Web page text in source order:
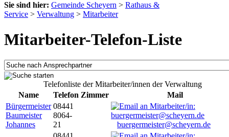
Sie sind hier: Gemeinde Scheyern > Rathaus &
Service > Verwaltung > Mitarbeiter
Mitarbeiter-Telefon-Liste
Telefonliste der Mitarbeiter/innen der Verwaltung
Name
Telefon Zimmer
Mail
Bürgermeister
Baumeister
Johannes
08441
8064-
21
buergermeister@scheyern.de